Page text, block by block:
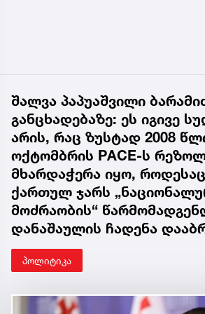
შალვა პაპუაშვილი
განცხადებაზე: ეს იგივე
არის, რაც ზუსტად 2008
ოქტომბრის PACE-ს
მხარდაჭერა იყო, როდესაც
ქართულ ჯარს
მოძრაობის“
დანაშაულის ჩადენა
პოლიტიკა